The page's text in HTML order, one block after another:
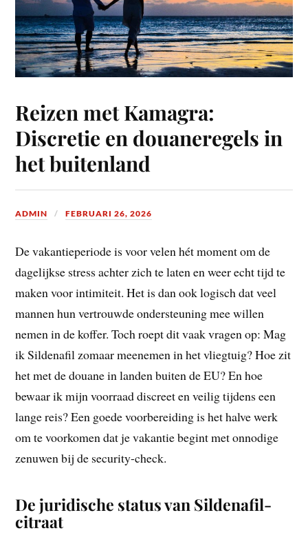
Reizen met Kamagra:
Discretie en douaneregels in
het buitenland
ADMIN FEBRUARI 26, 2026
De vakantieperiode is voor velen hét moment om de
dagelijkse stress achter zich te laten en weer echt tijd te
maken voor intimiteit. Het is dan ook logisch dat veel
mannen hun vertrouwde ondersteuning mee willen
nemen in de koffer. Toch roept dit vaak vragen op: Mag
ik Sildenafil zomaar meenemen in het vliegtuig? Hoe zit
het met de douane in landen buiten de EU? En hoe
bewaar ik mijn voorraad discreet en veilig tijdens een
lange reis? Een goede voorbereiding is het halve werk
om te voorkomen dat je vakantie begint met onnodige
zenuwen bij de security-check.
De juridische status van Sildenafil-
citraat